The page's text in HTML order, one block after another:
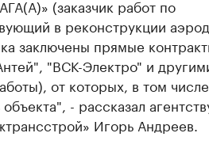
(заказчик работ по
в реконструкции
заключены прямые
"ВСК-Электро" и
от которых, в том числе,
- рассказал
Игорь Андреев.